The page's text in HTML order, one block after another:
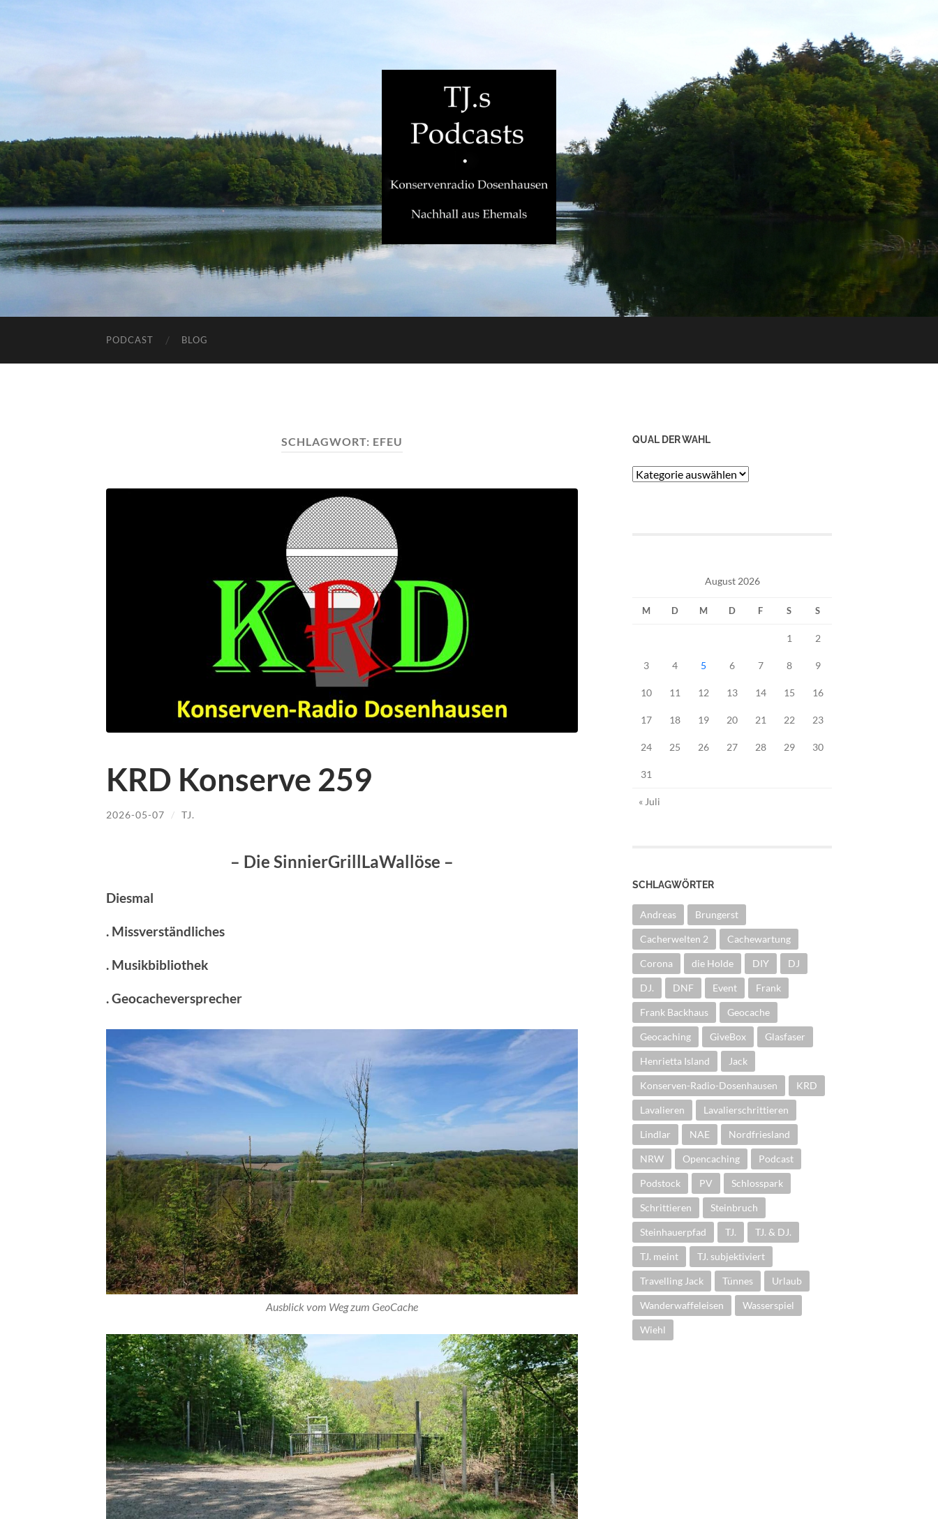
PODCAST BLOG
SCHLAGWORT: EFEU
KRD Konserve 259
2026-05-07 / TJ.
– Die SinnierGrillLaWallöse –
Diesmal
. Missverständliches
. Musikbibliothek
. Geocacheversprecher
Ausblick vom Weg zum GeoCache
QUAL DER WAHL
Qual
August 2026
M D M D F S S
1 2
3 4 5 6 7 8 9
10 11 12 13 14 15 16
17 18 19 20 21 22 23
24 25 26 27 28 29 30
31
« Juli
SCHLAGWÖRTER
Andreas Brungerst
Cacherwelten 2 Cachewartung
Corona die Holde DIY DJ
DJ. DNF Event Frank
Frank Backhaus Geocache
Geocaching GiveBox Glasfaser
Henrietta Island Jack
Konserven-Radio-Dosenhausen KRD
Lavalieren Lavalierschrittieren
Lindlar NAE Nordfriesland
NRW Opencaching Podcast
Podstock PV Schlosspark
Schrittieren Steinbruch
Steinhauerpfad TJ. TJ. & DJ.
TJ. meint TJ. subjektiviert
Travelling Jack Tünnes Urlaub
Wanderwaffeleisen Wasserspiel
Wiehl